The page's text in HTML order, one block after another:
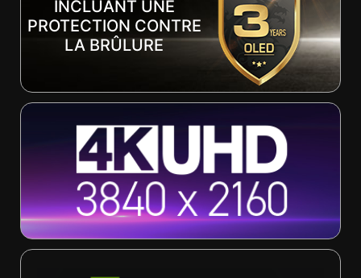
INCLUANT UNE
PROTECTION CONTRE
LA BRÛLURE